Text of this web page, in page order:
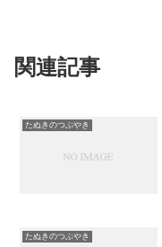
関連記事
たぬきのつぶやき
たぬきのつぶやき